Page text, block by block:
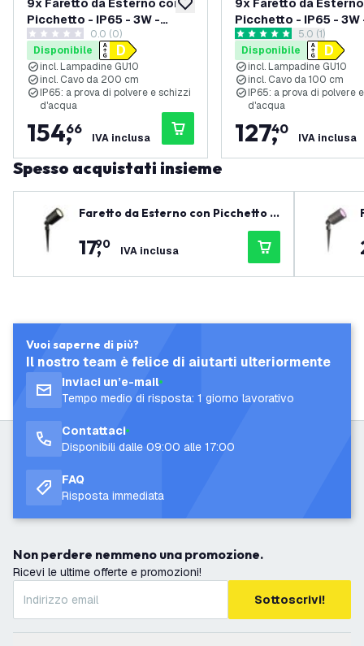
aggiungi alla lista desideri
9x Faretto da Esterno con
Picchetto - IP65 - 3W -
4000K - Cavo con Spina 2
Metri - Nero
0 stelle di valutazione
0.0 (0)
Disponibile
incl. Lampadine GU10
incl. Cavo da 200 cm
IP65: a prova di polvere e schizzi
d'acqua
154,
66
IVA inclusa
9x Faretto da
Picchetto - IP65 - 3W
4000K - Cavo con
Metri - Antracite
apri il
5 stelle di valutazione
5.0 (1)
Disponibile
incl. Lampadine GU10
incl. Cavo da 100 cm
IP65: a prova di polvere
d'acqua
127,
40
IVA inclusa
Spesso acquistati insieme
Faretto da Esterno con Picchetto -
IP65 - 3W - 2700K - Cavo con Spina
2 Metri - Nero
17,
90 IVA inclusa
Vuoi saperne di più?
Il nostro team è felice di aiutarti ulteriormente
Inviaci un’e-mail
Tempo medio di risposta: 1 giorno lavorativo
Contattaci
Disponibili dalle 09:00 alle 17:00
FAQ
Risposta immediata
Non perdere nemmeno una promozione.
Ricevi le ultime offerte e promozioni!
Sottoscrivi!